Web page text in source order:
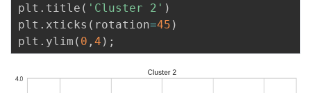
plt . title ( 'Cluster 2' )
plt . xticks ( rotation=45 )
plt . ylim ( 0 , 4 ) ;